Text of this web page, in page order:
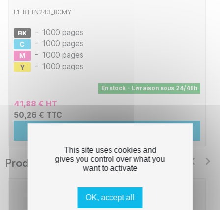
L1-BTTN243_BCMY
- 1000 pages
- 1000 pages
- 1000 pages
- 1000 pages
En stock - Livraison sous 24/48h
41,88 € HT
50,26 € TTC
Produits suggérés Switch
This site uses cookies and
gives you control over what you
want to activate
OK, accept all